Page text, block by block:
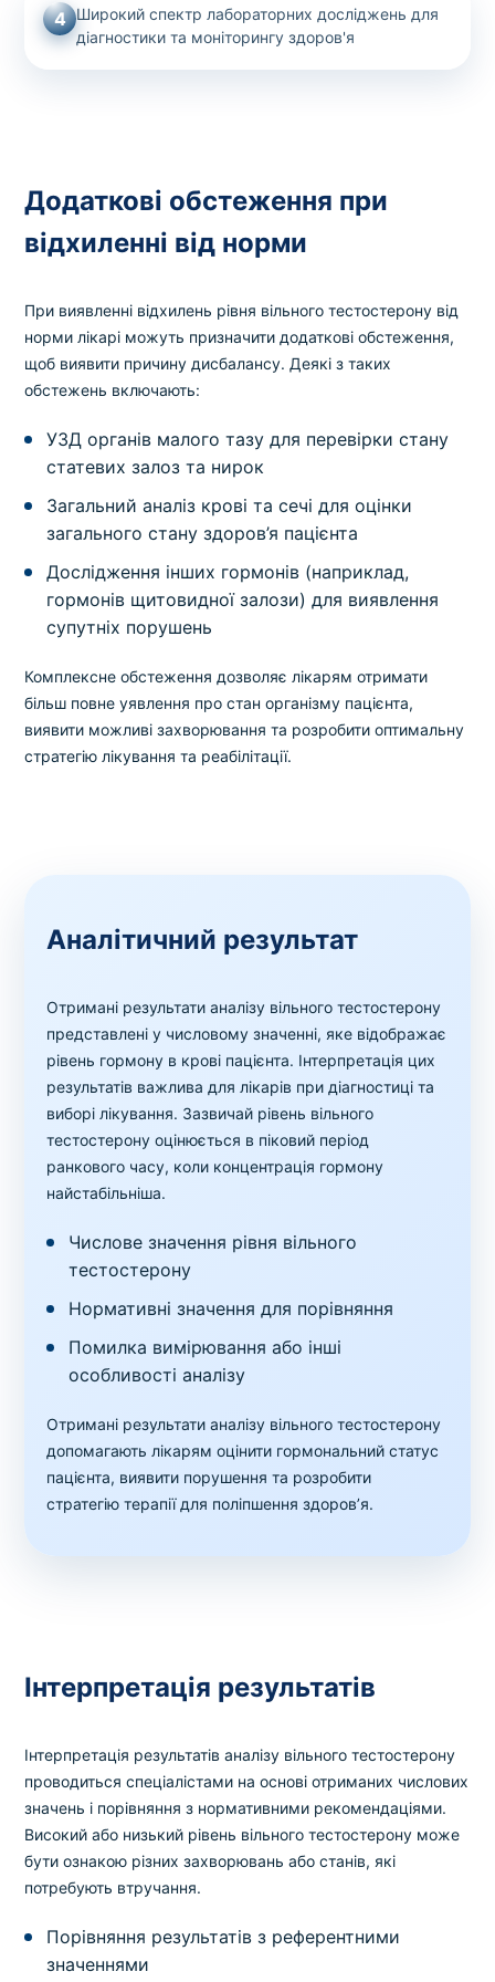
4 Широкий спектр лабораторних досліджень для
діагностики та моніторингу здоров'я
Додаткові обстеження при
відхиленні від норми
При виявленні відхилень рівня вільного тестостерону від
норми лікарі можуть призначити додаткові обстеження,
щоб виявити причину дисбалансу. Деякі з таких
обстежень включають:
УЗД органів малого тазу для перевірки стану
статевих залоз та нирок
Загальний аналіз крові та сечі для оцінки
загального стану здоров’я пацієнта
Дослідження інших гормонів (наприклад,
гормонів щитовидної залози) для виявлення
супутніх порушень
Комплексне обстеження дозволяє лікарям отримати
більш повне уявлення про стан організму пацієнта,
виявити можливі захворювання та розробити оптимальну
стратегію лікування та реабілітації.
Аналітичний результат
Отримані результати аналізу вільного тестостерону
представлені у числовому значенні, яке відображає
рівень гормону в крові пацієнта. Інтерпретація цих
результатів важлива для лікарів при діагностиці та
виборі лікування. Зазвичай рівень вільного
тестостерону оцінюється в піковий період
ранкового часу, коли концентрація гормону
найстабільніша.
Числове значення рівня вільного
тестостерону
Нормативні значення для порівняння
Помилка вимірювання або інші
особливості аналізу
Отримані результати аналізу вільного тестостерону
допомагають лікарям оцінити гормональний статус
пацієнта, виявити порушення та розробити
стратегію терапії для поліпшення здоров’я.
Інтерпретація результатів
Інтерпретація результатів аналізу вільного тестостерону
проводиться спеціалістами на основі отриманих числових
значень і порівняння з нормативними рекомендаціями.
Високий або низький рівень вільного тестостерону може
бути ознакою різних захворювань або станів, які
потребують втручання.
Порівняння результатів з референтними
значеннями